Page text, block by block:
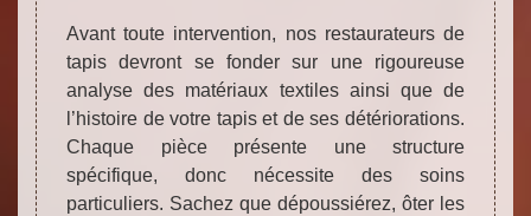
Avant toute intervention, nos restaurateurs de
tapis devront se fonder sur une rigoureuse
analyse des matériaux textiles ainsi que de
l’histoire de votre tapis et de ses détériorations.
Chaque pièce présente une structure
spécifique, donc nécessite des soins
particuliers. Sachez que dépoussiérez, ôter les